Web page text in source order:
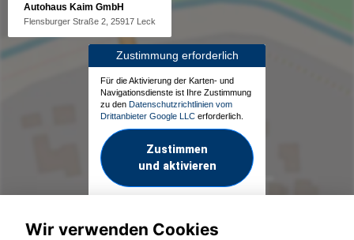
Autohaus Kaim GmbH
Flensburger Straße 2, 25917 Leck
Zustimmung erforderlich
Für die Aktivierung der Karten- und
Navigationsdienste ist Ihre Zustimmung
zu den Datenschutzrichtlinien vom
Drittanbieter Google LLC erforderlich.
Zustimmen
und aktivieren
Wir verwenden Cookies